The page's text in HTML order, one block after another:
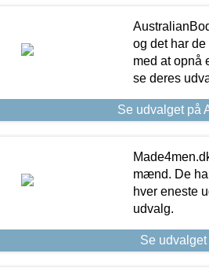
og det har
med at opnå
se deres
Se udvalget på
mænd. De
hver eneste
udvalg.
Se